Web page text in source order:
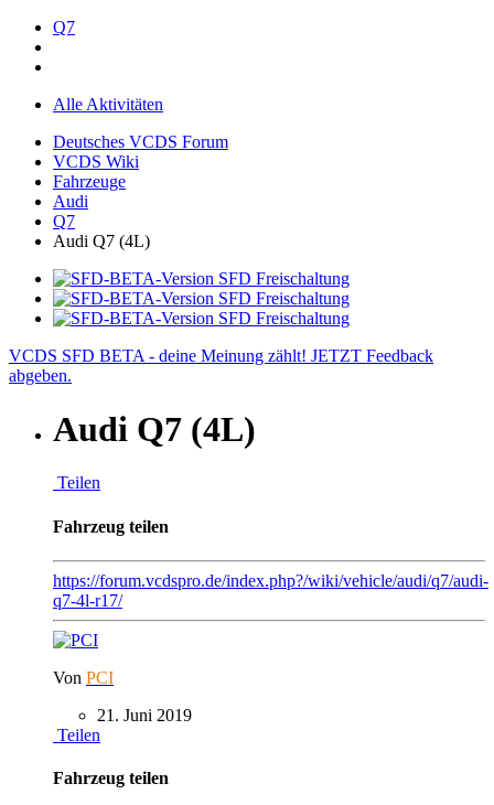
Q7
Alle Aktivitäten
Deutsches VCDS Forum
VCDS Wiki
Fahrzeuge
Audi
Q7
Audi Q7 (4L)
VCDS SFD BETA - deine Meinung zählt! JETZT Feedback
abgeben.
Audi Q7 (4L)
Teilen
Fahrzeug teilen
https://forum.vcdspro.de/index.php?/wiki/vehicle/audi/q7/audi-
q7-4l-r17/
Von PCI
21. Juni 2019
Teilen
Fahrzeug teilen